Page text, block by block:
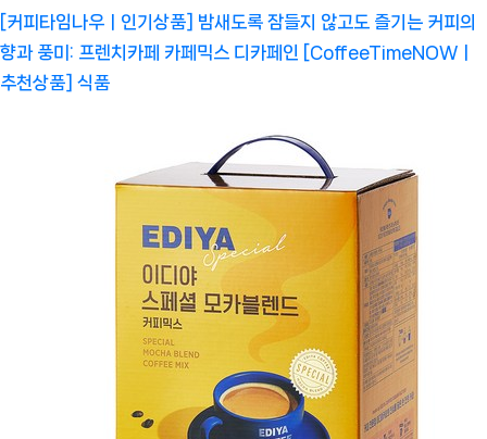
[커피타임나우ㅣ인기상품] 밤새도록 잠들지 않고도 즐기는 커피의
향과 풍미: 프렌치카페 카페믹스 디카페인 [CoffeeTimeNOWㅣ
추천상품] 식품